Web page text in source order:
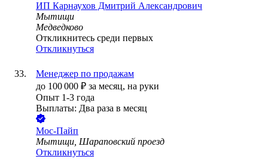
ИП Карнаухов Дмитрий Александрович
Мытищи
Медведково
Откликнитесь среди первых
Откликнуться
Менеджер по продажам
до 100 000 ₽ за месяц, на руки
Опыт 1-3 года
Выплаты: Два раза в месяц
Мос-Пайп
Мытищи, Шараповский проезд
Откликнуться